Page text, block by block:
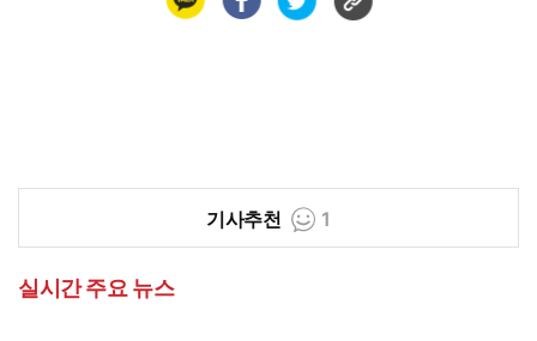
기사추천 1
실시간 주요 뉴스